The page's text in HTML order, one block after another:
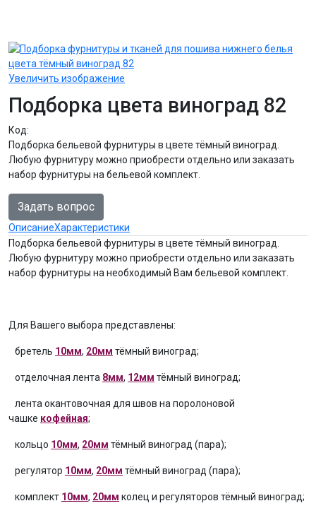
Увеличить изображение
Подборка цвета виноград 82
Код:
Подборка бельевой фурнитуры в цвете тёмный виноград.
Любую фурнитуру можно приобрести отдельно или заказать
набор фурнитуры на бельевой комплект.
Задать вопрос
ОписаниеХарактеристики
Подборка бельевой фурнитуры в цвете тёмный виноград.
Любую фурнитуру можно приобрести отдельно или заказать
набор фурнитуры на необходимый Вам бельевой комплект.
Для Вашего выбора представлены:
бретель 10мм, 20мм тёмный виноград;
отделочная лента 8мм, 12мм тёмный виноград;
лента окантовочная для швов на поролоновой
чашке кофейная;
кольцо 10мм, 20мм тёмный виноград (пара);
регулятор 10мм, 20мм тёмный виноград (пара);
комплект 10мм, 20мм колец и регуляторов тёмный виноград;